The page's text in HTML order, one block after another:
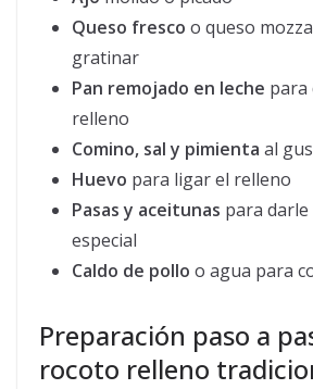
Queso fresco o queso
gratinar
Pan remojado en leche para
relleno
Comino, sal y pimienta al
Huevo para ligar el relleno
Pasas y aceitunas para
especial
Caldo de pollo o agua para
Preparación paso a
rocoto relleno